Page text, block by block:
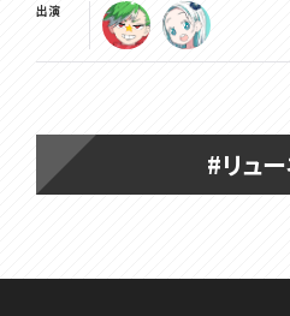
出演
#リュ